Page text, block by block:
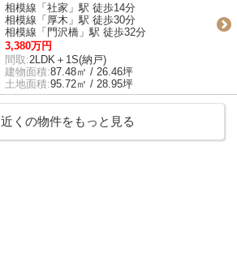
相模線「社家」駅 徒歩14分
相模線「厚木」駅 徒歩30分
相模線「門沢橋」駅 徒歩32分
3,380万円
間取:2LDK＋1S(納戸)
建物面積:87.48㎡ / 26.46坪
土地面積:95.72㎡ / 28.95坪
近くの物件をもっと見る